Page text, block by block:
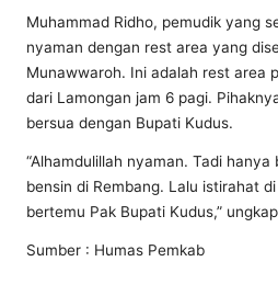
Muhammad Ridho, pemudik yang
nyaman dengan rest area yang
Munawwaroh. Ini adalah rest area
dari Lamongan jam 6 pagi.
bersua dengan Bupati Kudus.
“Alhamdulillah nyaman. Tadi
bensin di Rembang. Lalu istirahat
bertemu Pak Bupati Kudus,”
Sumber : Humas Pemkab